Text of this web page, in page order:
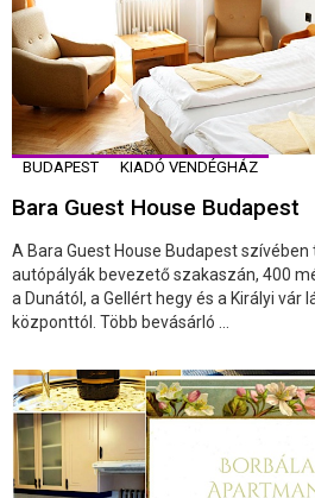
BUDAPEST KIADÓ VENDÉGHÁZ
Bara Guest House Budapest
A Bara Guest House Budapest
autópályák bevezető szakaszán, 400
a Dunától, a Gellért hegy és a Királyi vár
központtól. Több bevásárló ...